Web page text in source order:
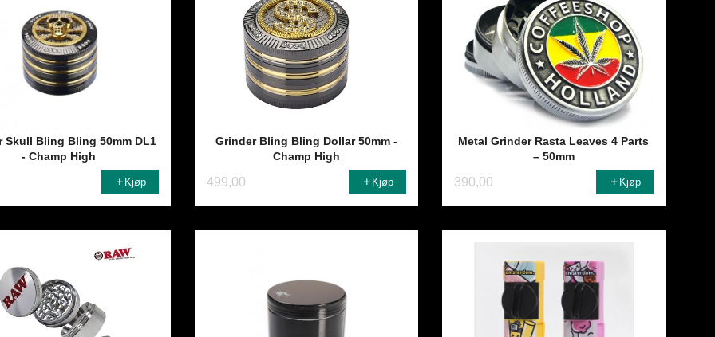
Skull Bling Bling 50mm DL1
- Champ High
Kjøp
Grinder Bling Bling Dollar 50mm -
Champ High
499,00 Kjøp
Metal Grinder Rasta Leaves 4 Parts
– 50mm
390,00 Kjøp